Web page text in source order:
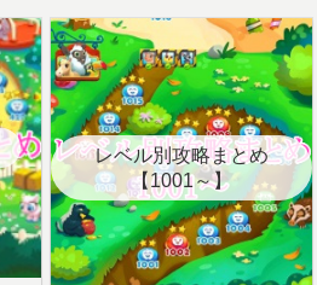
レベル別攻略まとめ
【1001～】